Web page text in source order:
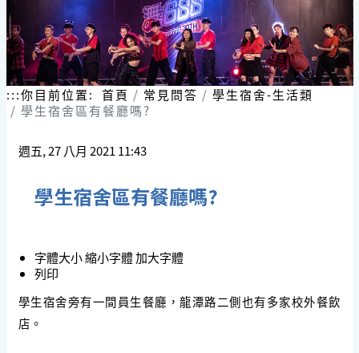
:::你目前位置: 首頁 常見問答
學生宿舍-生活類
學生宿舍區有餐廳嗎?
週五, 27 八月 2021 11:43
學生宿舍區有餐廳嗎?
字體大小縮小字體加大字體
列印
學生宿舍旁有一間員生餐廳，龍潭路二側也有多家校外餐飲
店。